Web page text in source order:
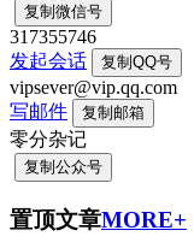
复制微信号
317355746
发起会话
复制QQ号
vipsever@vip.qq.com
写邮件
复制邮箱
零分杂记
复制公众号
置顶文章MORE+